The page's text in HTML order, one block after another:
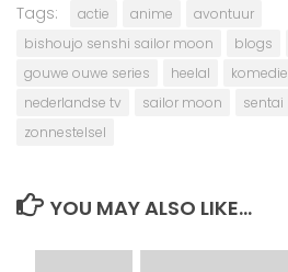
Tags: actie anime
avontuur
bishoujo senshi sailor moon
blogs
gouwe ouwe series
heelal komedie
nederlandse tv
sailor moon sentai
zonnestelsel
YOU MAY ALSO LIKE...